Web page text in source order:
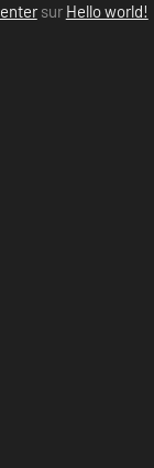
sur Hello world!